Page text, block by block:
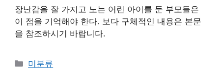
장난감을 잘 가지고 노는 어린 아이를 둔 부모들은
이 점을 기억해야 한다. 보다 구체적인 내용은 본문
을 참조하시기 바랍니다.
Categories
미분류